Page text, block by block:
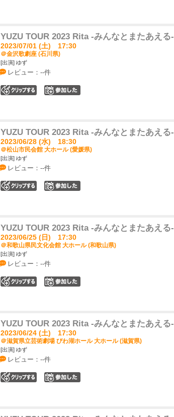
YUZU TOUR 2023 Rita -みんなとまたあえる-
2023/07/01 (土) 17:30
＠金沢歌劇座 (石川県)
[出演] ゆず
レビュー：--件
YUZU TOUR 2023 Rita -みんなとまたあえる-
2023/06/28 (水) 18:30
＠松山市民会館 大ホール (愛媛県)
[出演] ゆず
レビュー：--件
YUZU TOUR 2023 Rita -みんなとまたあえる-
2023/06/25 (日) 17:30
＠和歌山県民文化会館 大ホール (和歌山県)
[出演] ゆず
レビュー：--件
YUZU TOUR 2023 Rita -みんなとまたあえる-
2023/06/24 (土) 17:30
＠滋賀県立芸術劇場 びわ湖ホール 大ホール (滋賀県)
[出演] ゆず
レビュー：--件